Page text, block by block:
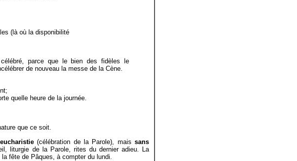
(là où la disponibilité
parce que le bien des fidèles le
de nouveau la messe de la Cène.
quelle heure de la journée.
que ce soit.
(célébration de la Parole), maissans
liturgie de la Parole, rites du dernier adieu. La
fête de Pâques, à compter du lundi.